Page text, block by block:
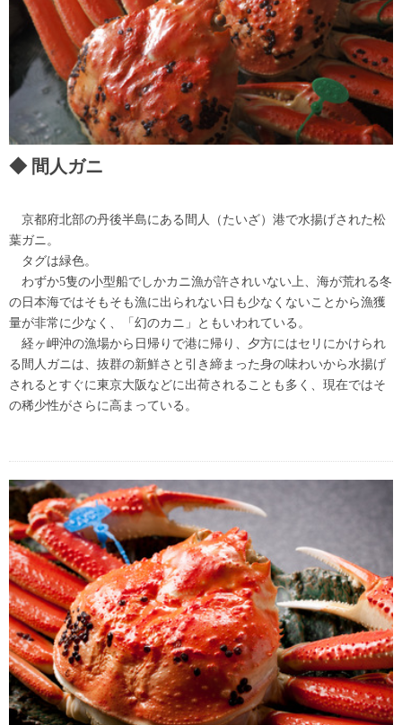
間人ガニ
京都府北部の丹後半島にある間人（たいざ）港で水揚げされた松
葉ガニ。
タグは緑色。
わずか5隻の小型船でしかカニ漁が許されいない上、海が荒れる冬
の日本海ではそもそも漁に出られない日も少なくないことから漁獲
量が非常に少なく、「幻のカニ」ともいわれている。
経ヶ岬沖の漁場から日帰りで港に帰り、夕方にはセリにかけられ
る間人ガニは、抜群の新鮮さと引き締まった身の味わいから水揚げ
されるとすぐに東京大阪などに出荷されることも多く、現在ではそ
の稀少性がさらに高まっている。